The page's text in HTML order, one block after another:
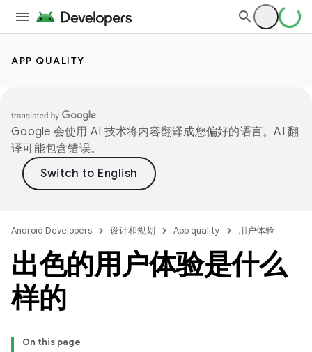
APP QUALITY
Google 会使用 AI 技术将内容翻译成您偏好的语言。AI 翻
译可能包含错误。
Android Developers 设计和规划 App quality 用户体验
出色的用户体验是什么
样的
On this page